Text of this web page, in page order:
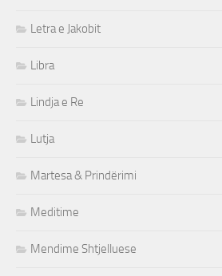
Letra e Jakobit
Libra
Lindja e Re
Lutja
Martesa & Prindërimi
Meditime
Mendime Shtjelluese